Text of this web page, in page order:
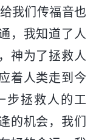
我们传福音也
，我知道了人
神为了拯救人
着人类走到今
步拯救人的工
的机会，我们